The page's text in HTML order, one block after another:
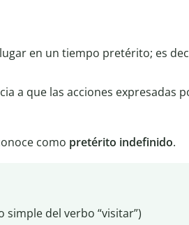
en un tiempo pretérito; es
a que las acciones expresadas
como pretérito indefinido.
del verbo “visitar”)